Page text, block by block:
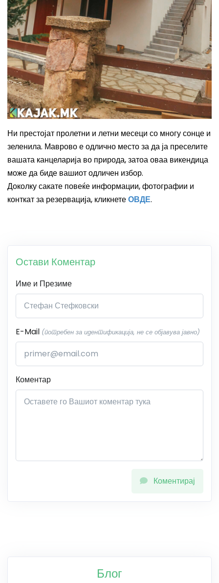
Ни престојат пролетни и летни месеци со многусонце и
зеленила. Мавровоеодлично местозада ја преселите
вашата канцеларија во природа, затоа оваа викендица
може да биде вашиот одличен избор.
Доколку сакате повеќе информации, фотографии и
конткат за резервација, кликнетеОВДЕ.
Остави Коментар
Име и Презиме
E-Mail (потребен за идентификација, не се објавува јавно)
Коментар
Коментирај
Блог